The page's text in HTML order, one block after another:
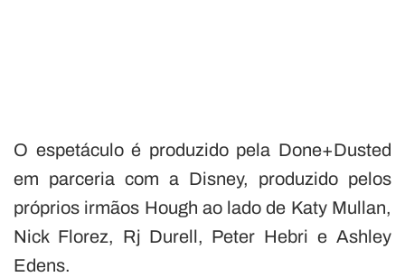
O espetáculo é produzido pela Done+Dusted
em parceria com a Disney, produzido pelos
próprios irmãos Hough ao lado de Katy Mullan,
Nick Florez, Rj Durell, Peter Hebri e Ashley
Edens.